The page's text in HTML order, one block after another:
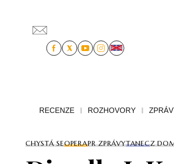
RECENZE ROZHOVORY
CHYSTÁ SEOPERAPR ZPRÁVYTANECZ